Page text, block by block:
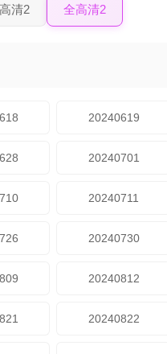
高清2 全高清2
20240619
20240701
20240711
20240730
20240812
20240822